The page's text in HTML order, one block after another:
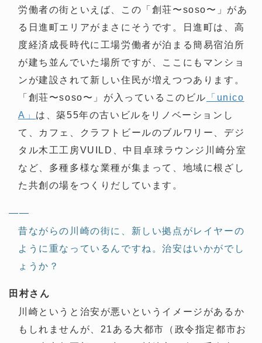
労働者の街といえば、この「創荘〜soso〜」があ
る日進町エリアがまさにそうです。日進町は、高
度経済成長時代に工場労働者が泊まる簡易宿泊所
が建ち並んでいた場所ですが、ここにもマンショ
ンが建設されて新しい住民が増えつつあります。
「創荘〜soso〜」が入っているこのビル
「unico
A」 は、築55年の古いビルをリノベーションし
て、カフェ、クラフトビールのブルワリー、デジ
タル木工工房VUILD、中目卓球ラウンジ川崎分室
など、多種多様な業種が集まって、地域に根ざし
た共創の場をつくりだしています。
——
昔ながらの川崎の街に、新しい拠点がレイヤーの
ように重なっているんですね。治安はいかがでし
ょうか？
田村さん
川崎というと治安が悪いというイメージがあるか
もしれませんが、21ある大都市（政令指定都市お